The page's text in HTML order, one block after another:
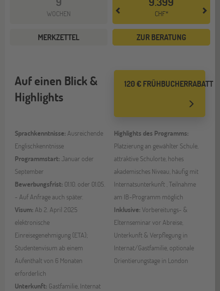
WOCHEN CHF*
MERKZETTEL ZUR BERATUNG
120 € FRÜHBUCHERRABATT
Auf einen Blick &
Highlights
Sprachkenntnisse: Ausreichende
Englischkenntnisse
Programmstart: Januar oder
September
Bewerbungsfrist: 01.10. oder 01.05.
- Auf Anfrage auch später.
Visum: Ab 2. April 2025
elektronische
Einreisegenehmigung (ETA);
Studentenvisum ab einem
Aufenthalt von 6 Monaten
erforderlich
Unterkunft: Gastfamilie, Internat
Highlights des Programms:
Platzierung an gewählter Schule,
attraktive Schulorte, hohes
akademisches Niveau, häufig mit
Internatsunterkunft , Teilnahme
am IB-Programm möglich
Inklusive: Vorbereitungs- &
Elternseminar vor Abreise,
Unterkunft & Verpflegung in
Internat/Gastfamilie, optionale
Orientierungstage in London